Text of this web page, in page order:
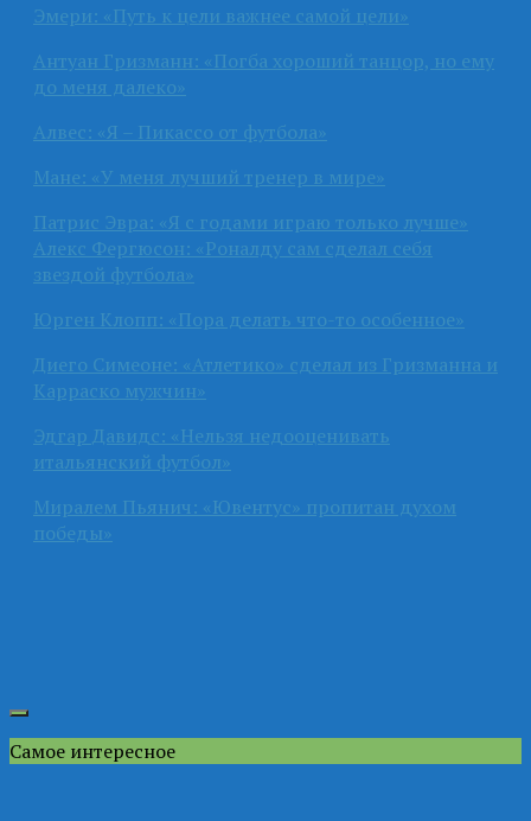
Эмери: «Путь к цели важнее самой цели»
Антуан Гризманн: «Погба хороший танцор, но ему
до меня далеко»
Алвес: «Я – Пикассо от футбола»
Мане: «У меня лучший тренер в мире»
Патрис Эвра: «Я с годами играю только лучше»
Алекс Фергюсон: «Роналду сам сделал себя
звездой футбола»
Юрген Клопп: «Пора делать что-то особенное»
Диего Симеоне: «Атлетико» сделал из Гризманна и
Карраско мужчин»
Эдгар Давидс: «Нельзя недооценивать
итальянский футбол»
Миралем Пьянич: «Ювентус» пропитан духом
победы»
Самое интересное